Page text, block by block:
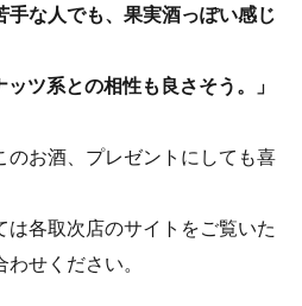
な人でも、果実酒っぽい感じ
ツ系との相性も良さそう。」
お酒、プレゼントにしても喜
は各取次店のサイトをご覧いた
せください。